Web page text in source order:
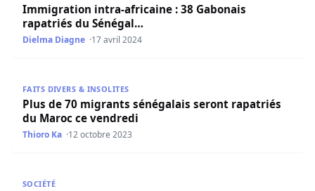
Immigration intra-africaine : 38 Gabonais
rapatriés du Sénégal…
Dielma Diagne 17 avril 2024
FAITS DIVERS & INSOLITES
Plus de 70 migrants sénégalais seront rapatriés
du Maroc ce vendredi
Thioro Ka 12 octobre 2023
SOCIÉTÉ